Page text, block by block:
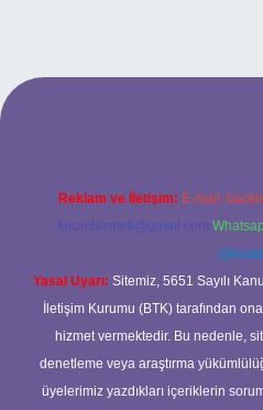
Reklam ve İletişim: E-mail:
forumhizmeti@gmail.com
Yasal Uyarı: Sitemiz, 5651 Sayılı
İletişim Kurumu (BTK) tarafından
hizmet vermektedir. Bu nedenle,
denetleme veya araştırma
üyelerimiz yazdıkları içeriklerin